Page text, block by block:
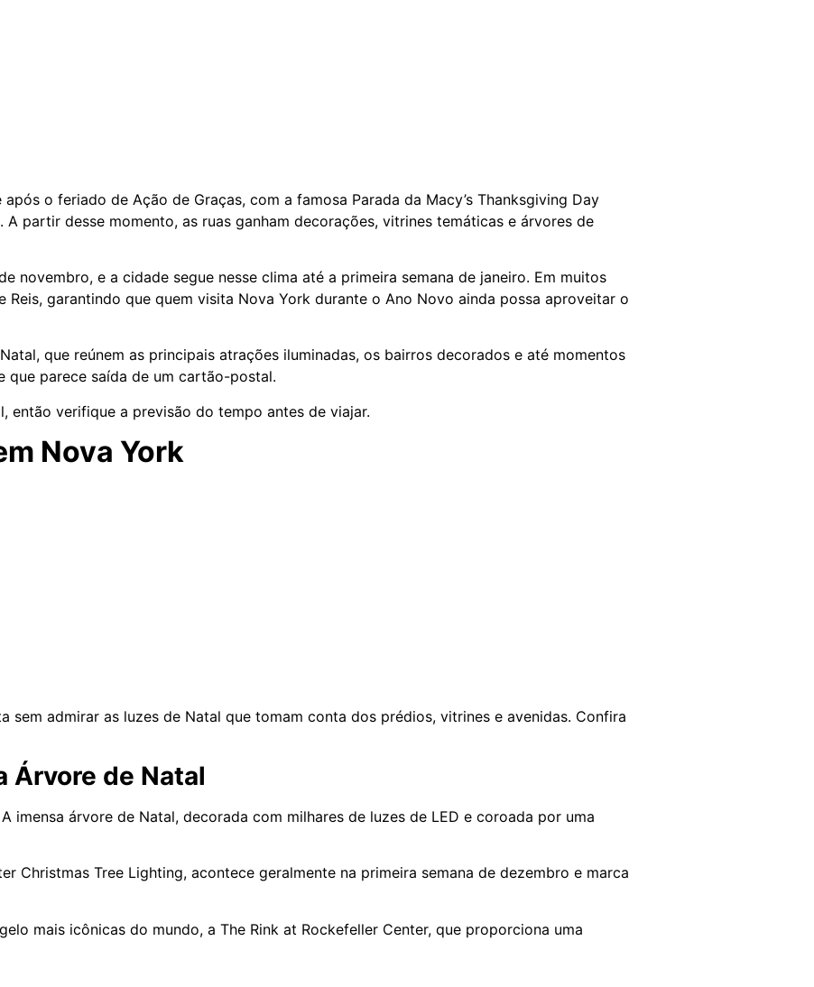
o feriado de Ação de Graças, com a famosa Parada da Macy’s Thanksgiving Day
partir desse momento, as ruas ganham decorações, vitrines temáticas e árvores de
novembro, e a cidade segue nesse clima até a primeira semana de janeiro. Em muitos
garantindo que quem visita Nova York durante o Ano Novo ainda possa aproveitar o
que reúnem as principais atrações iluminadas, os bairros decorados e até momentos
que parece saída de um cartão-postal.
então verifique a previsão do tempo antes de viajar.
Nova York
sem admirar as luzes de Natal que tomam conta dos prédios, vitrines e avenidas. Confira
Árvore de Natal
imensa árvore de Natal, decorada com milhares de luzes de LED e coroada por uma
Christmas Tree Lighting, acontece geralmente na primeira semana de dezembro e marca
mais icônicas do mundo, a The Rink at Rockefeller Center, que proporciona uma